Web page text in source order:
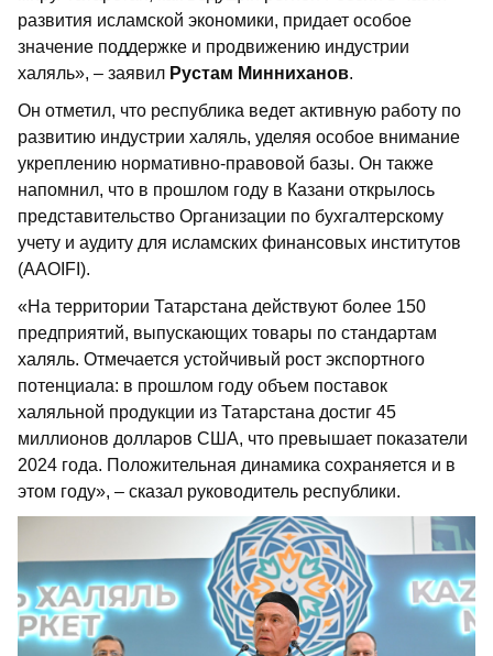
развития исламской экономики, придает особое
значение поддержке и продвижению индустрии
халяль», – заявил Рустам Минниханов.
Он отметил, что республика ведет активную работу по
развитию индустрии халяль, уделяя особое внимание
укреплению нормативно-правовой базы. Он также
напомнил, что в прошлом году в Казани открылось
представительство Организации по бухгалтерскому
учету и аудиту для исламских финансовых институтов
(AAOIFI).
«На территории Татарстана действуют более 150
предприятий, выпускающих товары по стандартам
халяль. Отмечается устойчивый рост экспортного
потенциала: в прошлом году объем поставок
халяльной продукции из Татарстана достиг 45
миллионов долларов США, что превышает показатели
2024 года. Положительная динамика сохраняется и в
этом году», – сказал руководитель республики.